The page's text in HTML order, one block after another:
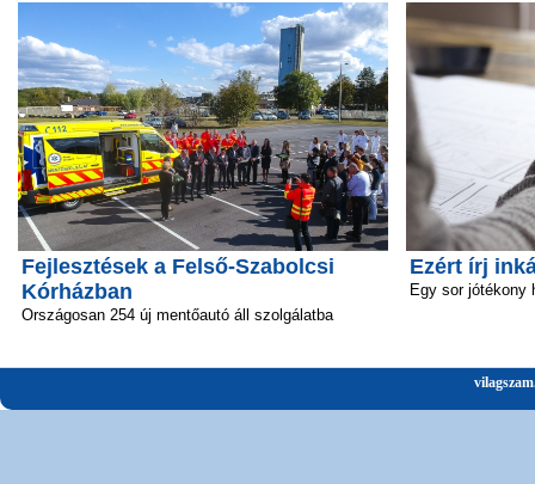
Fejlesztések a Felső-Szabolcsi
Kórházban
Országosan 254 új mentőautó áll szolgálatba
Ezért írj
Egy sor jótékony